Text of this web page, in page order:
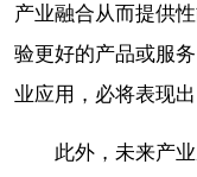
产业融合从而提供
验更好的产品或服
业应用，必将表现出
此外，未来产